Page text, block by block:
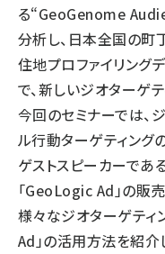
る“GeoGenome
分析し、日本全国の町
住地プロファイリング
で、新しいジオターゲ
今回のセミナーでは、
ル行動ターゲティン
ゲストスピーカーであ
「GeoLogic Ad」の販
様々なジオターゲティ
Ad」の活用方法を紹介